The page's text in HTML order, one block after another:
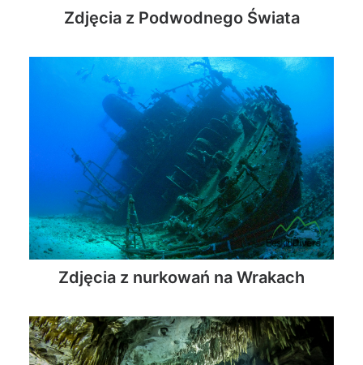
Zdjęcia z Podwodnego Świata
Zdjęcia z nurkowań na Wrakach